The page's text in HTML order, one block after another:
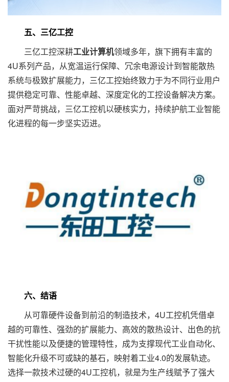
五、三亿工控
三亿工控深耕工业计算机领域多年，旗下拥有丰富的
4U系列产品，从宽温运行保障、冗余电源设计到智能散热
系统与极致扩展能力，三亿工控始终致力于为不同行业用户
提供稳定可靠、性能卓越、深度定化的工控设备解决方案。
面对严苛挑战，三亿工控机以硬核实力，持续护航工业智能
化进程的每一步坚实迈进。
六、结语
从可靠硬件设备到前沿的制造技术，4U工控机凭借卓
越的可靠性、强劲的扩展能力、高效的散热设计、出色的抗
干扰性能以及便捷的管理特性，成为支撑现代工业自动化、
智能化升级不可或缺的基石，映射着工业4.0的发展轨迹。
选择一款技术过硬的4U工控机，就是为生产线赋予了强大